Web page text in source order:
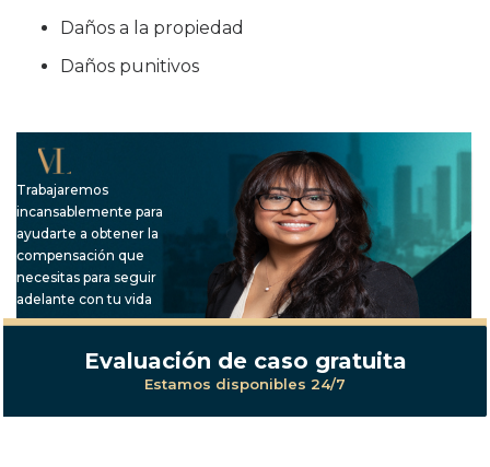
Daños a la propiedad
Daños punitivos
Trabajaremos
incansablemente para
ayudarte a obtener la
compensación que
necesitas para seguir
adelante con tu vida
Evaluación de caso gratuita
Estamos disponibles 24/7